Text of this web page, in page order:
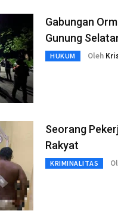
Gabungan
Gunung
HUKUM Oleh
Seorang
Rakyat
KRIMINALITAS